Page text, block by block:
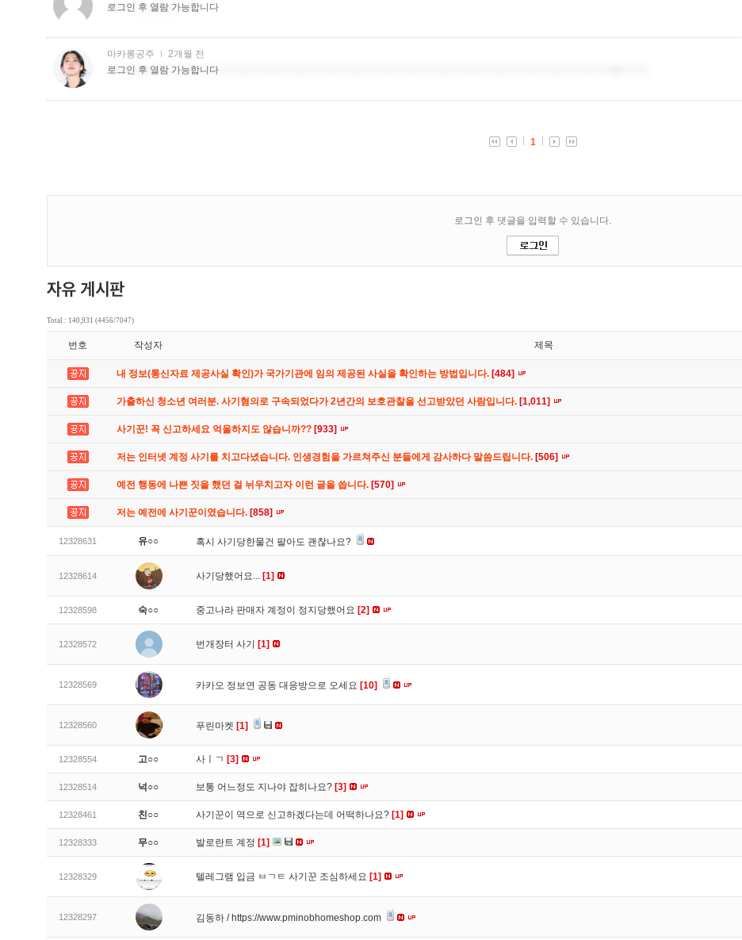
Total : 140,931 (4456/7047)
번호 작성자 제목
내 정보(통신자료 제공사실 확인)가 국가기관에 임의 제공된 사실을 확인하는 방법입니다. [484]
가출하신 청소년 여러분. 사기혐의로 구속되었다가 2년간의 보호관찰을 선고받았던 사람입니다. [1,011]
사기꾼! 꼭 신고하세요 억울하지도 않습니까?? [933]
저는 인터넷 계정 사기를 치고다녔습니다. 인생경험을 가르쳐주신 분들에게 감사하다 말씀드립니다. [506]
예전 행동에 나쁜 짓을 했던 걸 뉘우치고자 이런 글을 씁니다. [570]
저는 예전에 사기꾼이였습니다. [858]
12328631 유○○ 혹시 사기당한물건 팔아도 괜찮나요?
12328614 사기당했어요... [1]
12328598 숙○○ 중고나라 판매자 계정이 정지당했어요 [2]
12328572 번개장터 사기 [1]
12328569 카카오 정보연 공동 대응방으로 오세요 [10]
12328560 푸린마켓 [1]
12328554 고○○ 사ㅣㄱ [3]
12328514 넉○○ 보통 어느정도 지나야 잡히나요? [3]
12328461 친○○ 사기꾼이 역으로 신고하겠다는데 어떡하나요? [1]
12328333 무○○ 발로란트 계정 [1]
12328329 텔레그램 입금 ㅂㄱㅌ 사기꾼 조심하세요 [1]
12328297 김동하 / https://www.pminobhomeshop.com